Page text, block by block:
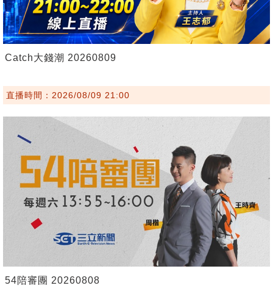
Catch大錢潮 20260809
直播時間：2026/08/09 21:00
54陪審團 20260808